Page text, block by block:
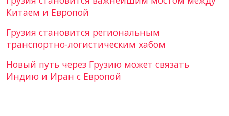
Китаем и Европой
Грузия становится региональным
транспортно-логистическим хабом
Новый путь через Грузию может связать
Индию и Иран с Европой